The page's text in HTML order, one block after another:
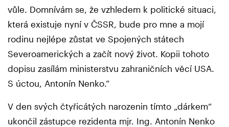
vůle. Domnívám se, že vzhledem k politické situaci,
která existuje nyní v ČSSR, bude pro mne a mojí
rodinu nejlépe zůstat ve Spojených státech
Severoamerických a začít nový život. Kopii tohoto
dopisu zasílám ministerstvu zahraničních věcí USA.
S úctou, Antonín Nenko.”
V den svých čtyřicátých narozenin tímto „dárkem“
ukončil zástupce rezidenta mjr. Ing. Antonín Nenko